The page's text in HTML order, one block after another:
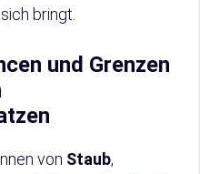
bringt.
und Grenzen
von Staub,